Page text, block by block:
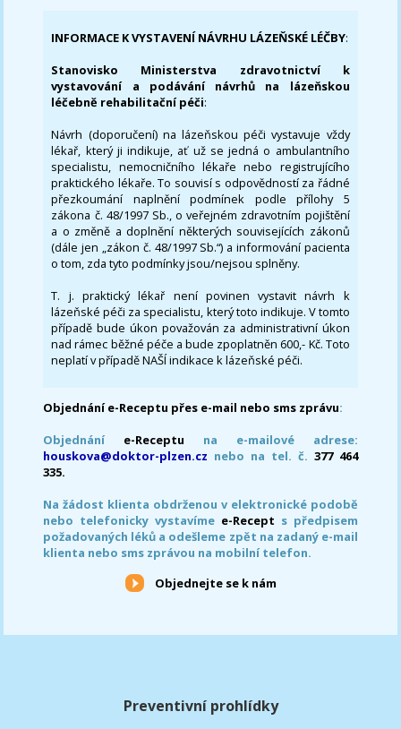
INFORMACE K VYSTAVENÍ NÁVRHU LÁZEŇSKÉ LÉČBY:
Stanovisko Ministerstva zdravotnictví k
vystavování a podávání návrhů na lázeňskou
léčebně rehabilitační péči:
Návrh (doporučení) na lázeňskou péči vystavuje vždy
lékař, který ji indikuje, ať už se jedná o ambulantního
specialistu, nemocničního lékaře nebo registrujícího
praktického lékaře. To souvisí s odpovědností za řádné
přezkoumání naplnění podmínek podle přílohy 5
zákona č. 48/1997 Sb., o veřejném zdravotním pojištění
a o změně a doplnění některých souvisejících zákonů
(dále jen „zákon č. 48/1997 Sb.“) a informování pacienta
o tom, zda tyto podmínky jsou/nejsou splněny.
T. j. praktický lékař není povinen vystavit návrh k
lázeňské péči za specialistu, který toto indikuje. V tomto
případě bude úkon považován za administrativní úkon
nad rámec běžné péče a bude zpoplatněn 600,- Kč. Toto
neplatí v případě NAŠÍ indikace k lázeňské péči.
Objednání e-Receptu přes e-mail nebo sms zprávu:
Objednání e-Receptu na e-mailové adrese:
houskova@doktor-plzen.cz nebo na tel. č. 377 464
335.
Na žádost klienta obdrženou v elektronické podobě
nebo telefonicky vystavíme e-Recept s předpisem
požadovaných léků a odešleme zpět na zadaný e-mail
klienta nebo sms zprávou na mobilní telefon.
Objednejte se k nám
Preventivní prohlídky